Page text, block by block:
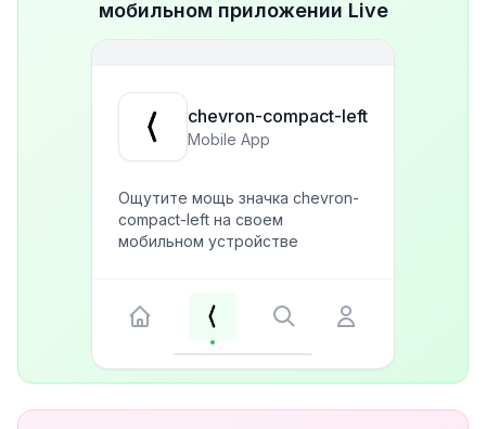
мобильном приложении Live
chevron-compact-left
Mobile App
Ощутите мощь значка chevron-
compact-left на своем
мобильном устройстве